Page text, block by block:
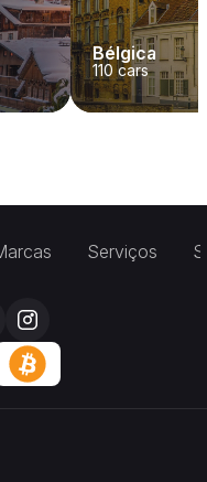
Bélgica
110 cars
Serviços